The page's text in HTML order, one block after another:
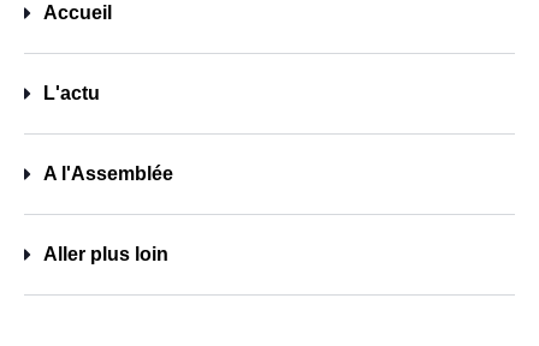
Accueil
L'actu
A l'Assemblée
Aller plus loin